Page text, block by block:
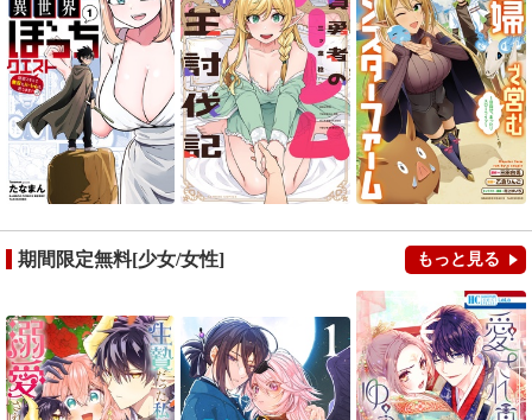
期間限定無料[少女/女性] もっと見る